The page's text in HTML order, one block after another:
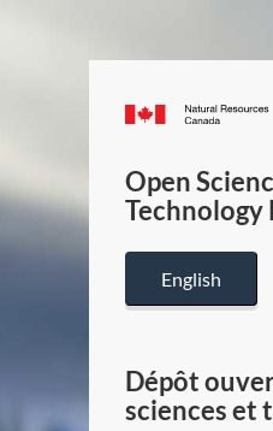
Open
Technology
English
Dépôt
sciences et